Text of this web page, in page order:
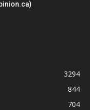
3294
844
704